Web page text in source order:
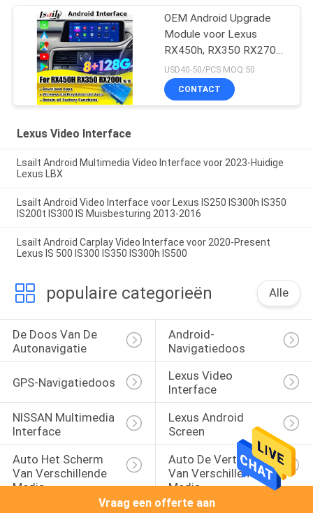
OEM Android Upgrade
Module voor Lexus
RX450h, RX350 RX270
2016-2021 Integratie
Draadloze CarPlay,
Android Auto, YouTube,
USD40-50/PCS MOQ:50
CONTACT
Lexus Video Interface
Lsailt Android Multimedia Video Interface voor 2023-Huidige
Lexus LBX
Lsailt Android Video Interface voor Lexus IS250 IS300h IS350
IS200t IS300 IS Muisbesturing 2013-2016
Lsailt Android Carplay Video Interface voor 2020-Present
Lexus IS 500 IS300 IS350 IS300h IS500
populaire categorieën Alle
De Doos Van De
Autonavigatie
Android-
Navigatiedoos
GPS-Navigatiedoos
Lexus Video
Interface
NISSAN Multimedia
Interface
Lexus Android
Screen
Auto Het Scherm
Van Verschillende
Media
Auto De Vertoning
Van Verschillende
Media
Vraag een offerte aan